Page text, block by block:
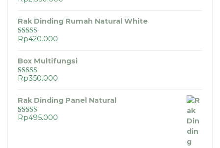
Rak Dinding Rumah Natural White
Dinilai5.00
Rp420.000
Box Multifungsi
Dinilai5.00
Rp350.000
Rak Dinding Panel Natural
Dinilai5.00
Rp495.000